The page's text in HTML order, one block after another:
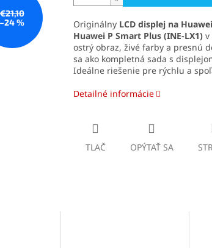
€21,10
–24 %
Originálny LCD displej na
Huawei P Smart Plus (INE-LX1)v
ostrý obraz, živé farby a presnú
sa ako kompletná sada s
Ideálne riešenie pre rýchlu a
Detailné informácie
TLAČ OPÝTAŤ SA